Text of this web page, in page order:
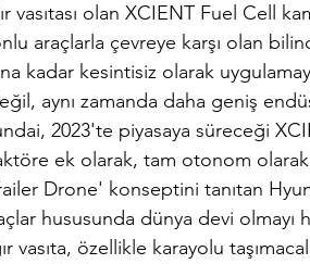
vasıtası olan XCIENT Fuel Cell
araçlarla çevreye karşı olan
kadar kesintisiz olarak
aynı zamanda daha geniş
2023'te piyasaya süreceği
ek olarak, tam otonom
Drone' konseptini tanıtan
hususunda dünya devi olmayı
vasıta, özellikle karayolu